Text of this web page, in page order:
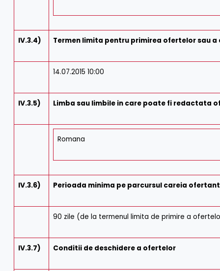
IV.3.4) Termen limita pentru primirea ofertelor sau
14.07.2015 10:00
IV.3.5) Limba sau limbile in care poate fi redactata
Romana
IV.3.6) Perioada minima pe parcursul careia
90 zile (de la termenul limita de primire a
IV.3.7) Conditii de deschidere a ofertelor